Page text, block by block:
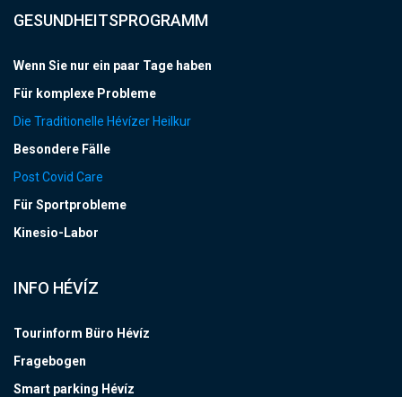
GESUNDHEITSPROGRAMM
Wenn Sie nur ein paar Tage haben
Für komplexe Probleme
Die Traditionelle Hévízer Heilkur
Besondere Fälle
Post Covid Care
Für Sportprobleme
Kinesio-Labor
INFO HÉVÍZ
Tourinform Büro Hévíz
Fragebogen
Smart parking Hévíz